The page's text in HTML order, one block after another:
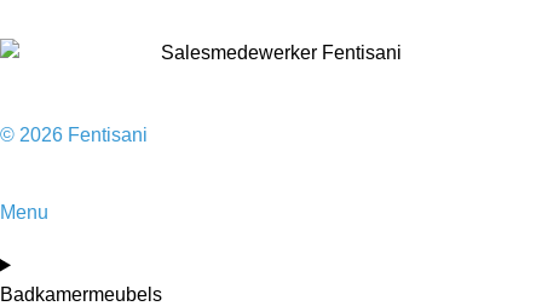
© 2026 Fentisani
Menu
Badkamermeubels